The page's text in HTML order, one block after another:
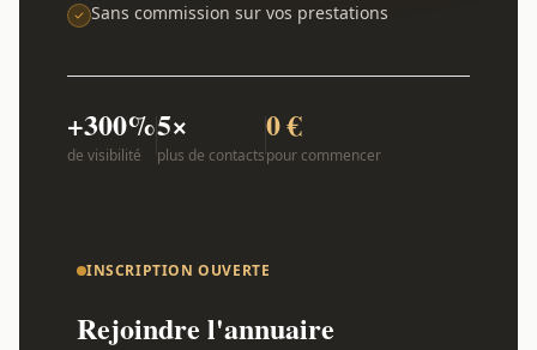
Sans commission sur vos prestations
+300%
de visibilité
5×
plus de contacts
0 €
pour commencer
INSCRIPTION OUVERTE
Rejoindre l'annuaire